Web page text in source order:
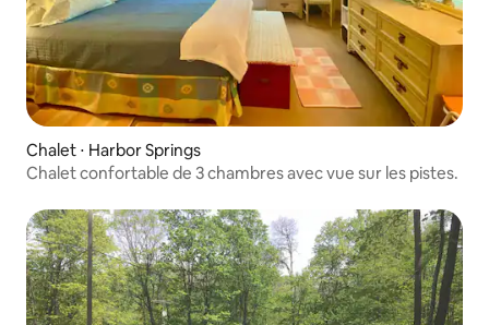
Chalet ⋅ Harbor Springs
Chalet confortable de 3 chambres avec vue sur les pistes.